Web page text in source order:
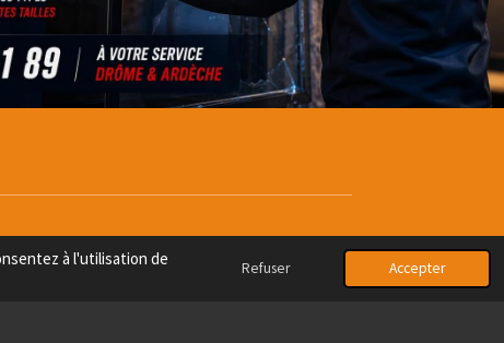
à l'utilisation de
Refuser Accepter
en un rien de temps."